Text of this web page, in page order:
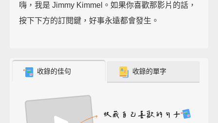
嗨，我是 Jimmy Kimmel。如果你喜歡那影片的話，
按下下方的訂閱鍵，好事永遠都會發生。
收錄的佳句 收錄的單字